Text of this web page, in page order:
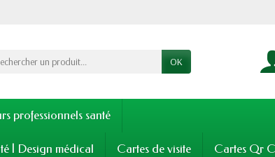
OK
professionnels santé
| Design médical Cartes de visite Cartes Qr